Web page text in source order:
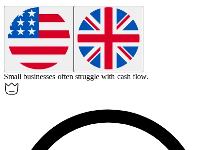
Small businesses often struggle with cash flow.